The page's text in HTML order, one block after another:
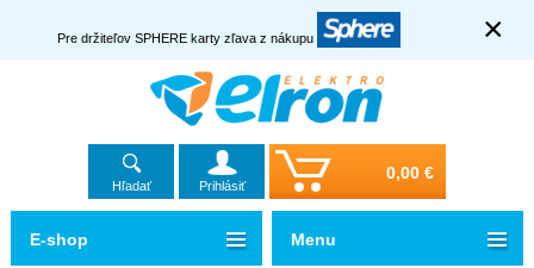
Pre držiteľov SPHERE karty zľava z nákupu ×
Hľadať Prihlásiť
0,00 €
E-shop Menu